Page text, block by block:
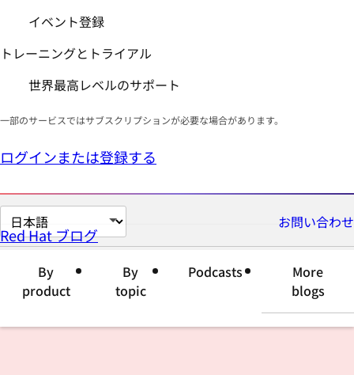
イベント登録
トレーニングとトライアル
世界最高レベルのサポート
一部のサービスではサブスクリプションが必要な場合があります。
ログインまたは登録する
ペ
ー
語
お問い合わせ
Red Hat ブログ
By
product
By
topic
Podcasts
More
blogs